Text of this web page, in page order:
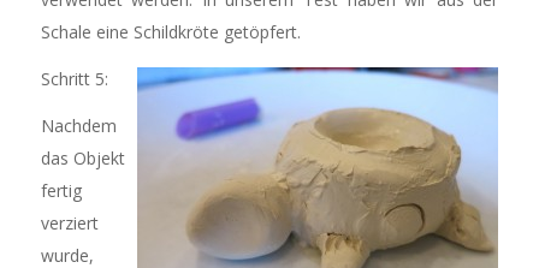
Schale eine Schildkröte getöpfert.
Schritt 5:
Nachdem
das Objekt
fertig
verziert
wurde,